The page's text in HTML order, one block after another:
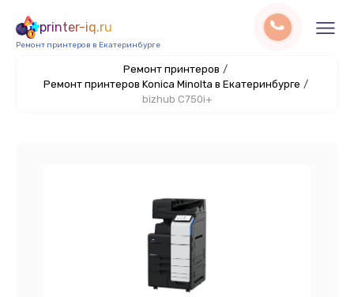
printer-iq.ru
Ремонт принтеров в Екатеринбурге
Ремонт принтеров /
Ремонт принтеров Konica Minolta в Екатеринбурге /
bizhub C750i+